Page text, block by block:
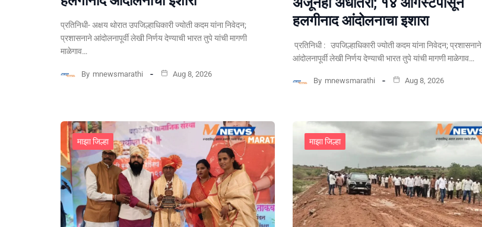
प्रतिनिधी- अक्षय थोरात उपजिल्हाधिकारी ज्योती कदम यांना निवेदन;
प्रशासनाने आंदोलनापूर्वी लेखी निर्णय देण्याची भारत तुपे यांची मागणी
माळेगाव…
By mnewsmarathi Aug 8, 2026
हलगीनाद आंदोलनाचा इशारा
प्रतिनिधी : उपजिल्हाधिकारी ज्योती कदम यांना निवेदन; प्रशासनाने
आंदोलनापूर्वी लेखी निर्णय देण्याची भारत तुपे यांची मागणी माळेगाव…
By mnewsmarathi Aug 8, 2026
माझा जिल्हा माझा जिल्हा